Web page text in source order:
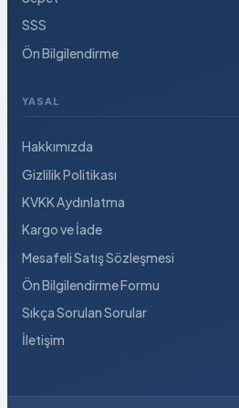
SSS
Ön Bilgilendirme
YASAL
Hakkımızda
Gizlilik Politikası
KVKK Aydınlatma
Kargo ve İade
Mesafeli Satış Sözleşmesi
Ön Bilgilendirme Formu
Sıkça Sorulan Sorular
İletişim